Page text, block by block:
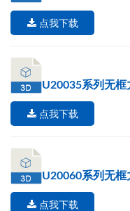
点我下载
U20035系列无
点我下载
U20060系列无
点我下载